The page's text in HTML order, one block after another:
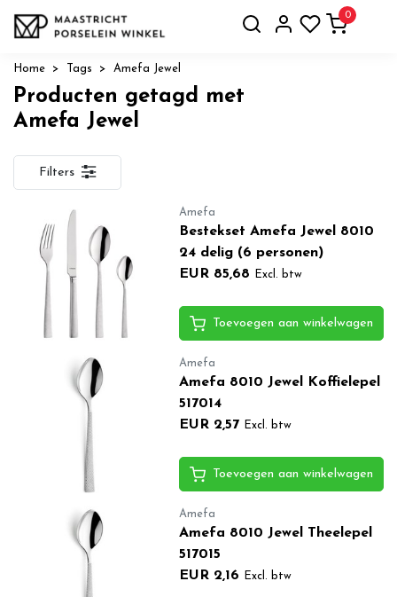
0
Home Tags Amefa Jewel
Producten getagd met
Amefa Jewel
Filters
Amefa
Bestekset Amefa Jewel 8010
24 delig (6 personen)
EUR 85,68
Excl. btw
Toevoegen aan winkelwagen
Amefa
Amefa 8010 Jewel Koffielepel
517014
EUR 2,57
Excl. btw
Toevoegen aan winkelwagen
Amefa
Amefa 8010 Jewel Theelepel
517015
EUR 2,16
Excl. btw